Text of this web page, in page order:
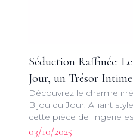
Séduction Raffinée:
Jour, un Trésor Intime
Découvrez le charme
Bijou du Jour. Alliant
cette pièce de lingerie
votre garde-robe intime.
03/10/2025